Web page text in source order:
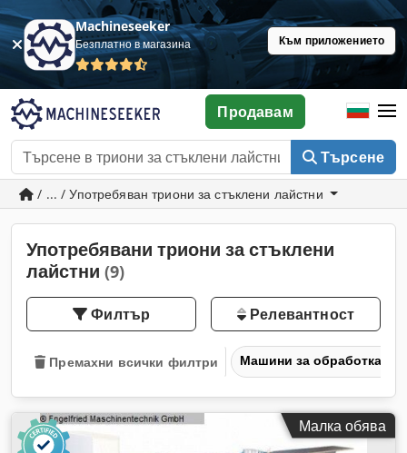
Machineseeker
Безплатно в магазина Към приложението
Търсене
Продавам
/ ... / Употребяван триони за стъклени лайстни
Употребявани триони за стъклени
лайстни (9)
Филтър Релевантност
Премахни всички филтри Машини за обработка
Малка обява